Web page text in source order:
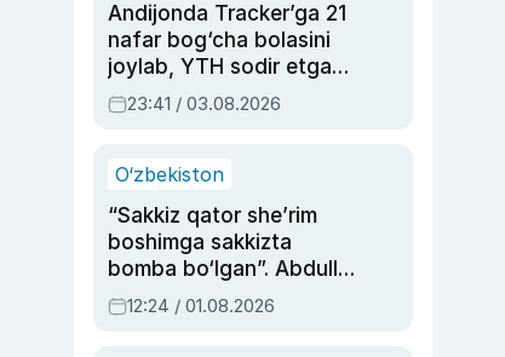
Andijonda Tracker’ga 21
nafar bog‘cha bolasini
joylab, YTH sodir etgan
ayolga sud hukmi o‘qildi
23:41 / 03.08.2026
O‘zbekiston
“Sakkiz qator she’rim
boshimga sakkizta
bomba bo‘lgan”. Abdulla
Oripovni siyosiy
ayblovlardan asrab
12:24 / 01.08.2026